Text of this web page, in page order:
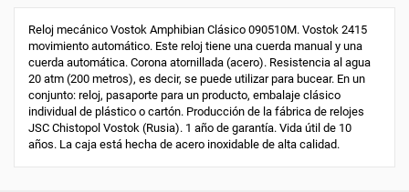
Reloj mecánico Vostok Amphibian Clásico 090510M. Vostok 2415
movimiento automático. Este reloj tiene una cuerda manual y una
cuerda automática. Corona atornillada (acero). Resistencia al agua
20 atm (200 metros), es decir, se puede utilizar para bucear. En un
conjunto: reloj, pasaporte para un producto, embalaje clásico
individual de plástico o cartón. Producción de la fábrica de relojes
JSC Chistopol Vostok (Rusia). 1 año de garantía. Vida útil de 10
años. La caja está hecha de acero inoxidable de alta calidad.